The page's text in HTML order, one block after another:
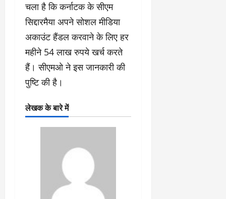
चला है कि कर्नाटक के सीएम
सिद्दारमैया अपने सोशल मीडिया
अकाउंट हैंडल करवाने के लिए हर
महीने 54 लाख रुपये खर्च करते
हैं। सीएमओ ने इस जानकारी की
पुष्टि की है।
लेखक के बारे में